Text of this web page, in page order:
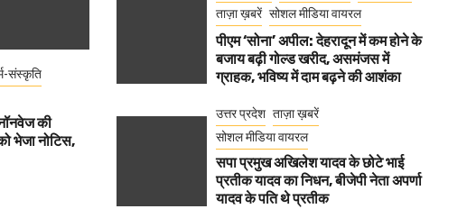
संस्कृति
की
भेजा नोटिस,
ताज़ा ख़बरें सोशल मीडिया वायरल
पीएम ‘सोना’ अपील: देहरादून में कम होने के
बजाय बढ़ी गोल्ड खरीद, असमंजस में
ग्राहक, भविष्य में दाम बढ़ने की आशंका
उत्तर प्रदेश ताज़ा ख़बरें
सोशल मीडिया वायरल
सपा प्रमुख अखिलेश यादव के छोटे भाई
प्रतीक यादव का निधन, बीजेपी नेता अपर्णा
यादव के पति थे प्रतीक